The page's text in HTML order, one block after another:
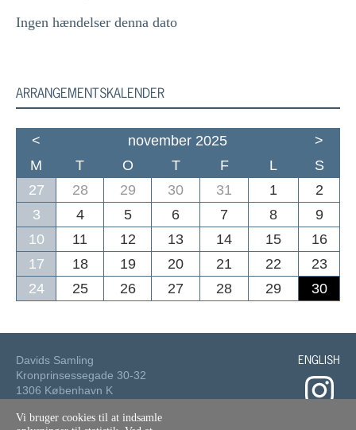
Ingen hændelser denna dato
ARRANGEMENTSKALENDER
< november 2025
>
M
T O T F L
S
27
28 29 30 31 1
2
3
4 5 6 7 8
9
10
11 12 13 14 15
16
17
18 19 20 21 22
23
24
25 26 27 28 29 30
Davids Samling
Kronprinsessegade 30-32
1306 København K
Tlf.: 33 73 49 49
ENGLISH
Vi bruger cookies til at indsamle